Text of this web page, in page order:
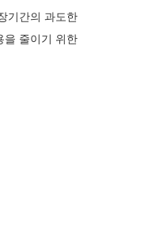
기간의 과도한
을 줄이기 위한